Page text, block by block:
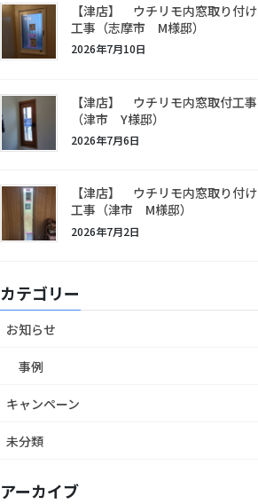
【津店】 ウチリモ内窓取り付け
工事（志摩市 M様邸）
2026年7月10日
【津店】 ウチリモ内窓取付工事
（津市 Y様邸）
2026年7月6日
【津店】 ウチリモ内窓取り付け
工事（津市 M様邸）
2026年7月2日
カテゴリー
お知らせ
事例
キャンペーン
未分類
アーカイブ